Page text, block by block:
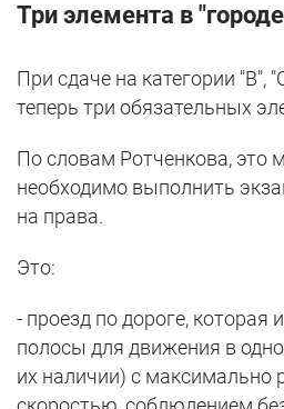
Три элемента в
При сдаче на категории "B",
теперь три обязательных
По словам Ротченкова, это
необходимо выполнить
на права.
Это:
- проезд по дороге, которая
полосы для движения в
их наличии) с максимально